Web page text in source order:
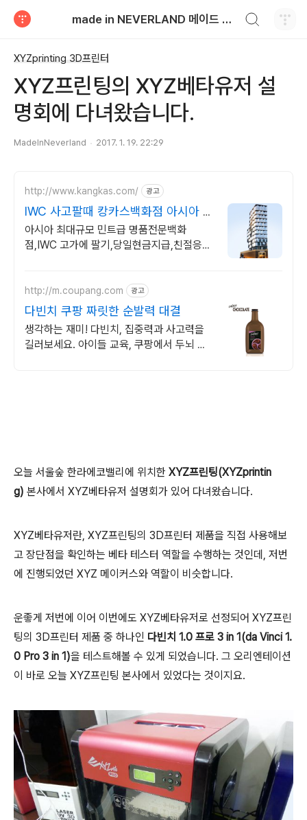
made in NEVERLAND 메이드 인 네버랜드
XYZprinting 3D프린터
XYZ프린팅의 XYZ베타유저 설
명회에 다녀왔습니다.
MadeInNeverland 2017. 1. 19. 22:29
http://www.kangkas.com/ 광고
IWC 사고팔때 캉카스백화점 아시아 최
대 명품시계 백화점
아시아 최대규모 민트급 명품전문백화
점,IWC 고가에 팔기,당일현금지급,친절응대
http://m.coupang.com 광고
다빈치 쿠팡 짜릿한 순발력 대결
생각하는 재미! 다빈치, 집중력과 사고력을
길러보세요. 아이들 교육, 쿠팡에서 두뇌 발
오늘 서울숲 한라에코밸리에 위치한 XYZ프린팅(XYZprintin
g) 본사에서 XYZ베타유저 설명회가 있어 다녀왔습니다.
XYZ베타유저란, XYZ프린팅의 3D프린터 제품을 직접 사용해보
고 장단점을 확인하는 베타 테스터 역할을 수행하는 것인데, 저번
에 진행되었던 XYZ 메이커스와 역할이 비슷합니다.
운좋게 저번에 이어 이번에도 XYZ베타유저로 선정되어 XYZ프린
팅의 3D프린터 제품 중 하나인 다빈치 1.0 프로 3 in 1(da Vinci 1.
0 Pro 3 in 1)을 테스트해볼 수 있게 되었습니다. 그 오리엔테이션
이 바로 오늘 XYZ프린팅 본사에서 있었다는 것이지요.